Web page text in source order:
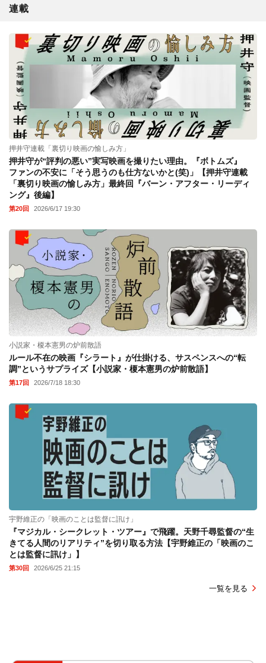
連載
押井守連載「裏切り映画の愉しみ方」
押井守が“評判の悪い”実写映画を撮りたい理由。『ボトムズ』
ファンの不安に「そう思うのも仕方ないかと(笑)」【押井守連載
「裏切り映画の愉しみ方」最終回『バーン・アフター・リーディ
ング』後編】
第20回 2026/6/17 19:30
小説家・榎本憲男の炉前散語
ルール不在の映画『シラート』が仕掛ける、サスペンスへの“転
調”というサプライズ【小説家・榎本憲男の炉前散語】
第17回 2026/7/18 18:30
宇野維正の「映画のことは監督に訊け」
『マジカル・シークレット・ツアー』で飛躍。天野千尋監督の“生
きてる人間のリアリティ”を切り取る方法【宇野維正の「映画のこ
とは監督に訊け」】
第30回 2026/6/25 21:15
一覧を見る